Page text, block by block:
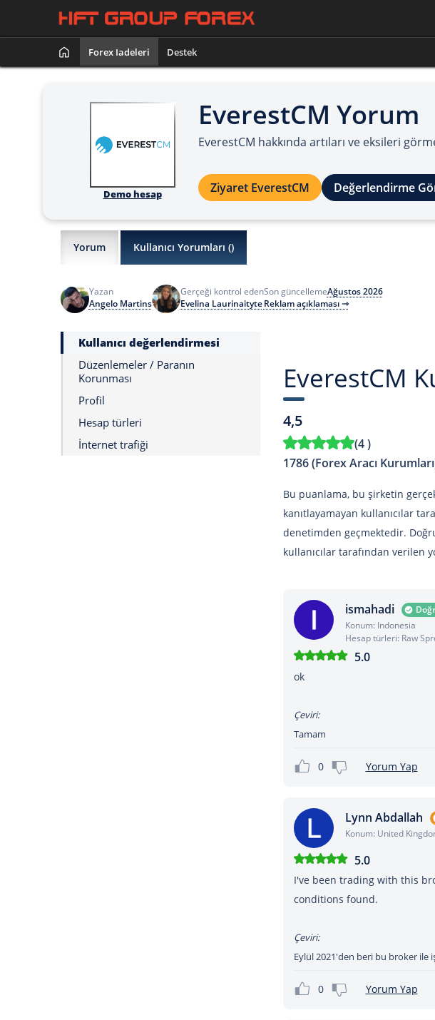
Forex Iadeleri Destek
Demo hesap
EverestCM Yorum
EverestCM hakkında artıları ve eksileri
Ziyaret EverestCM Değerlendirme
Yorum Kullanıcı Yorumları ()
Yazan
Angelo Martins
Gerçeği kontrol eden
Evelina Laurinaityte
Son güncellemeAğustos 2026
Reklam açıklaması ⇾
Kullanıcı değerlendirmesi
Düzenlemeler / Paranın
Korunması
Profil
Hesap türleri
İnternet trafiği
EverestCM
4,5
(4)
1786 (Forex Aracı
Bu puanlama, bu şirketin
kanıtlayamayan kullanıcılar
denetimden geçmektedir.
kullanıcılar tarafından verilen
ismahadi
Konum: Indonesia
Hesap türleri: Raw
5.0
ok
Çeviri:
Tamam
0 Yorum Yap
Lynn Abdallah
Konum: United
5.0
I've been trading with this
conditions found.
Çeviri:
Eylül 2021'den beri bu broker ile
0 Yorum Yap